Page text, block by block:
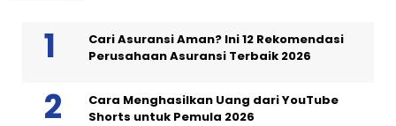
Cari Asuransi Aman? Ini 12 Rekomendasi
Perusahaan Asuransi Terbaik 2026
Cara Menghasilkan Uang dari YouTube
Shorts untuk Pemula 2026